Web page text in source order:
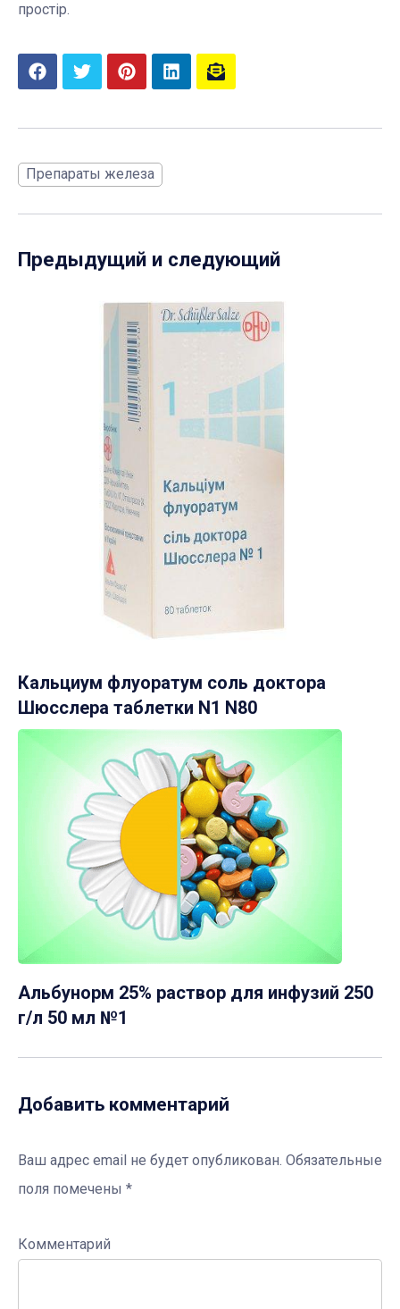
простір.
Препараты железа
Предыдущий и следующий
Кальциум флуоратум соль доктора
Шюсслера таблетки N1 N80
Альбунорм 25% раствор для инфузий 250
г/л 50 мл №1
Добавить комментарий
Ваш адрес email не будет опубликован. Обязательные
поля помечены *
Комментарий